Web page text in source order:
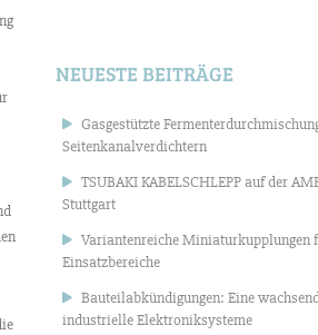
NEUESTE BEITRÄGE
Gasgestützte
Seitenkanalverdichtern
TSUBAKI KABELSCHLEPP auf der
Stuttgart
Variantenreiche Miniaturkupplungen
Einsatzbereiche
Bauteilabkündigungen: Eine
industrielle Elektroniksysteme